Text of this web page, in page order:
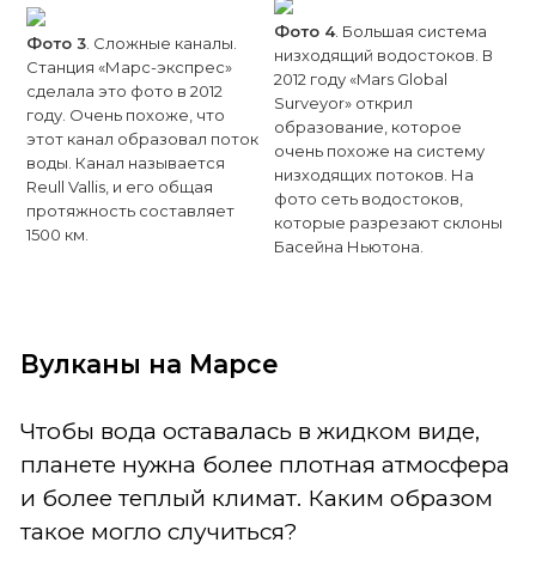
Фото 3 . Сложные каналы.
Станция «Марс-экспрес»
сделала это фото в 2012
году. Очень похоже, что
этот канал образовал поток
воды. Канал называется
Reull Vallis, и его общая
протяжность составляет
1500 км.
Фото 4. Большая система
низходящий водостоков. В
2012 году «Mars Global
Surveyor» открил
образование, которое
очень похоже на систему
низходящих потоков. На
фото сеть водостоков,
которые разрезают склоны
Басейна Ньютона.
Вулканы на Марсе
Чтобы вода оставалась в жидком виде,
планете нужна более плотная атмосфера
и более теплый климат. Каким образом
такое могло случиться?